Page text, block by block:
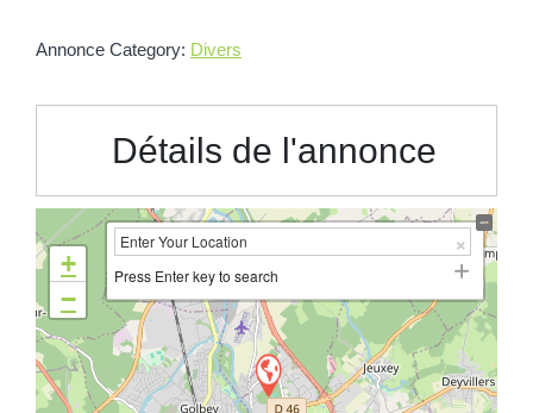
Annonce Category: Divers
Détails de l'annonce
+
−
Press Enter key to search